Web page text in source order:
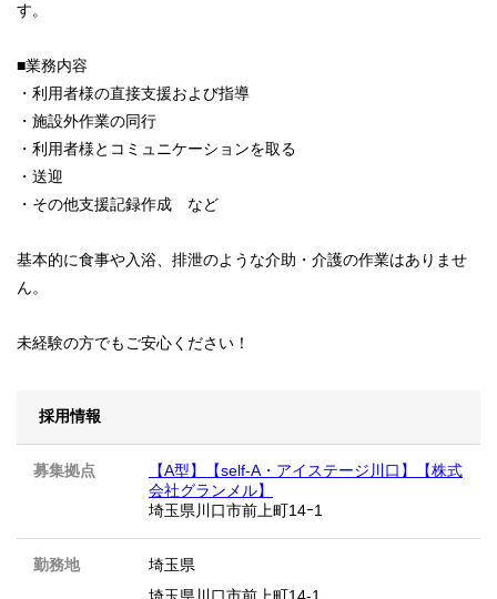
す。
■業務内容
・利用者様の直接支援および指導
・施設外作業の同行
・利用者様とコミュニケーションを取る
・送迎
・その他支援記録作成 など
基本的に食事や入浴、排泄のような介助・介護の作業はありませ
ん。
未経験の方でもご安心ください！
採用情報
募集拠点
【A型】【self-A・アイステージ川口】【株式
会社グランメル】
埼玉県川口市前上町14ｰ1
勤務地
埼玉県